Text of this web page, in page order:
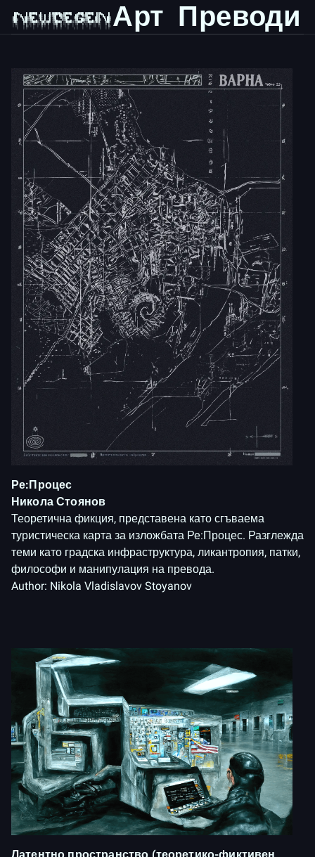
███▄    █ ▓█████  █     █░▓█████▄ ▓█████   ▄████ ▓█████  ███▄    █
██ ▀█   █ ▓█   ▀ ▓█░ █ ░█░▒██▀ ██▌▓█   ▀  ██▒ ▀█▒▓█   ▀  ██ ▀█   █
▓██  ▀█ ██▒▒███   ▒█░ █ ░█ ░██   █▌▒███   ▒██░▄▄▄░▒███   ▓██  ▀█ ██▒
▓██▒  ▐▌██▒▒▓█  ▄ ░█░ █ ░█ ░▓█▄   ▌▒▓█  ▄ ░▓█  ██▓▒▓█  ▄ ▓██▒  ▐▌██▒
▒██░   ▓██░░▒████▒░░██▒██▓ ░▒████▓ ░▒████▒░▒▓███▀▒░▒████▒▒██░   ▓██░
░ ▒░   ▒ ▒ ░░ ▒░ ░░ ▓░▒ ▒   ▒▒▓  ▒ ░░ ▒░ ░ ░▒   ▒ ░░ ▒░ ░░ ▒░   ▒ ▒
░ ░░   ░ ▒░ ░ ░  ░  ▒ ░ ░   ░ ▒  ▒  ░ ░  ░  ░   ░  ░ ░  ░░ ░░   ░ ▒░ Арт Преводи
Ре:Процес
Никола Стоянов
Теоретична фикция, представена като сгъваема
туристическа карта за изложбата Ре:Процес. Разглежда
теми като градска инфраструктура, ликантропия, патки,
философи и манипулация на превода.
Author: Nikola Vladislavov Stoyanov